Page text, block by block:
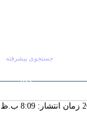
جستجوی پیشرفته
RSS